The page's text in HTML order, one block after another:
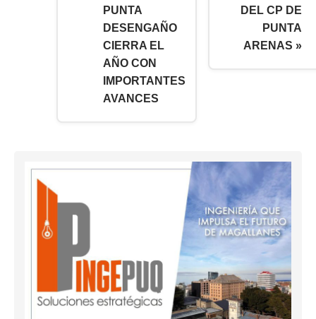
PUNTA
DESENGAÑO
CIERRA EL
AÑO CON
IMPORTANTES
AVANCES
DEL CP DE
PUNTA
ARENAS »